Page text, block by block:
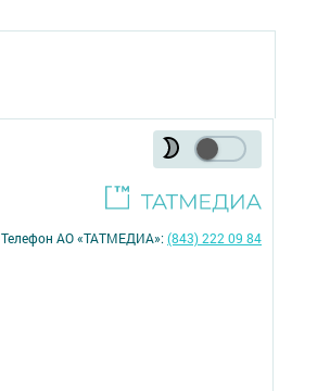
Телефон АО «ТАТМЕДИА»:(843) 222 09 84